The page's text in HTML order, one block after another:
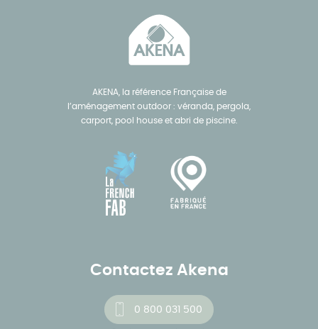
AKENA, la référence Française de
l’aménagement outdoor : véranda, pergola,
carport, pool house et abri de piscine.
Contactez Akena
0 800 031 500